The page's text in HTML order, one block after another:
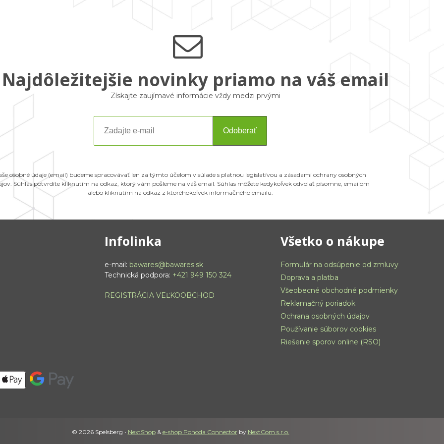
Najdôležitejšie novinky priamo na váš email
Získajte zaujímavé informácie vždy medzi prvými
Odoberať
osobné údaje (email) budeme spracovávať len za týmto účelom v súlade s platnou legislatívou a zásadami ochrany osobných
Súhlas potvrdíte kliknutím na odkaz, ktorý vám pošleme na váš email. Súhlas môžete kedykoľvek odvolať písomne, emailom
alebo kliknutím na odkaz z ktoréhokoľvek informačného emailu.
Infolinka
e-mail: bawares@bawares.sk
Technická podpora: +421 949 150 324
REGISTRÁCIA VEĽKOOBCHOD
Všetko o nákupe
Formulár na odsúpenie od zmluvy
Doprava a platba
Všeobecné obchodné podmienky
Reklamačný poriadok
Ochrana osobných údajov
Používanie súborov cookies
Riešenie sporov online (RSO)
© 2026 Spelsberg • NextShop& e-shop Pohoda Connectorby NextCom s.r.o.